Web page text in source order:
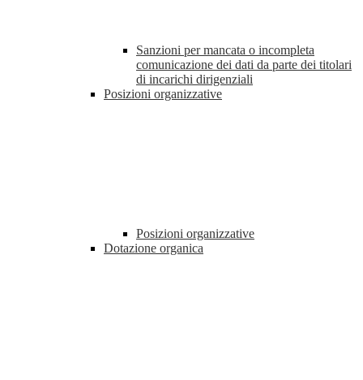
Sanzioni per mancata o incompleta
comunicazione dei dati da parte dei titolari
di incarichi dirigenziali
Posizioni organizzative
Posizioni organizzative
Dotazione organica